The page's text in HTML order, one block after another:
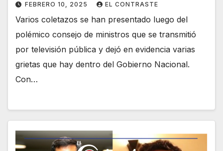
FEBRERO 10, 2025 EL CONTRASTE
Varios coletazos se han presentado luego del
polémico consejo de ministros que se transmitió
por televisión pública y dejó en evidencia varias
grietas que hay dentro del Gobierno Nacional.
Con…